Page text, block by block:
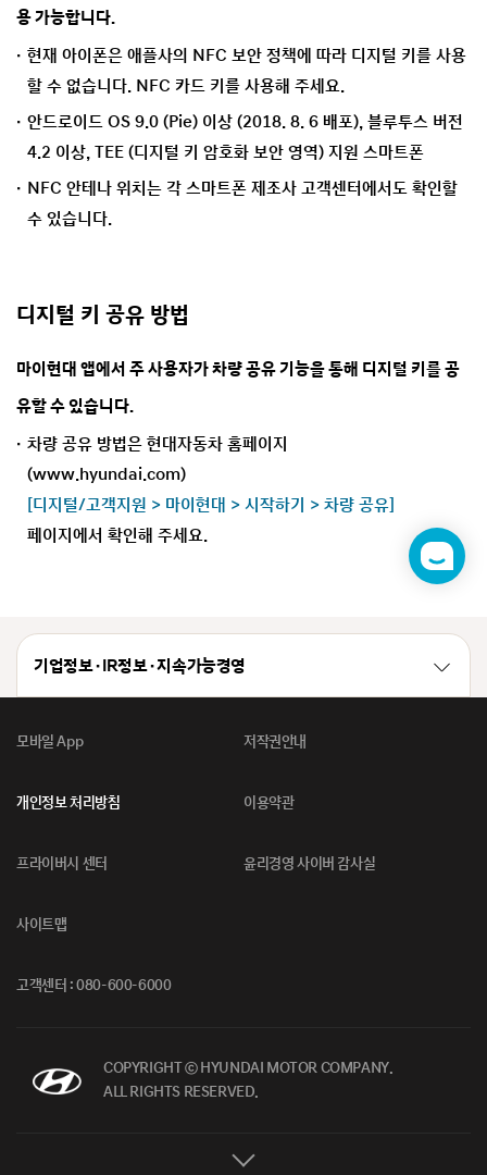
용 가능합니다.
현재 아이폰은 애플사의 NFC 보안 정책에 따라 디지털 키를 사용
할 수 없습니다. NFC 카드 키를 사용해 주세요.
안드로이드 OS 9.0 (Pie) 이상 (2018. 8. 6 배포), 블루투스 버전
4.2 이상, TEE (디지털 키 암호화 보안 영역) 지원 스마트폰
NFC 안테나 위치는 각 스마트폰 제조사 고객센터에서도 확인할
수 있습니다.
디지털 키 공유 방법
마이현대 앱에서 주 사용자가 차량 공유 기능을 통해 디지털 키를 공
유할 수 있습니다.
차량 공유 방법은 현대자동차 홈페이지
(www.hyundai.com)
[디지털/고객지원 > 마이현대 > 시작하기 > 차량 공유]
페이지에서 확인해 주세요.
챗
봇
기업정보 · IR정보 · 지속가능경영
모바일 App 저작권안내
개인정보 처리방침 이용약관
프라이버시 센터 윤리경영 사이버 감사실
사이트맵
고객센터 : 080-600-6000
COPYRIGHT ⓒ HYUNDAI MOTOR COMPANY.
ALL RIGHTS RESERVED.